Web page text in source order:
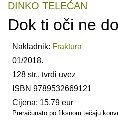
DINKO TELEĆAN
Dok ti oči ne
Nakladnik: Fraktura
01/2018.
128 str., tvrdi uvez
ISBN 9789532669121
Cijena: 15.79 eur
Preračunato po fiksnom tečaju